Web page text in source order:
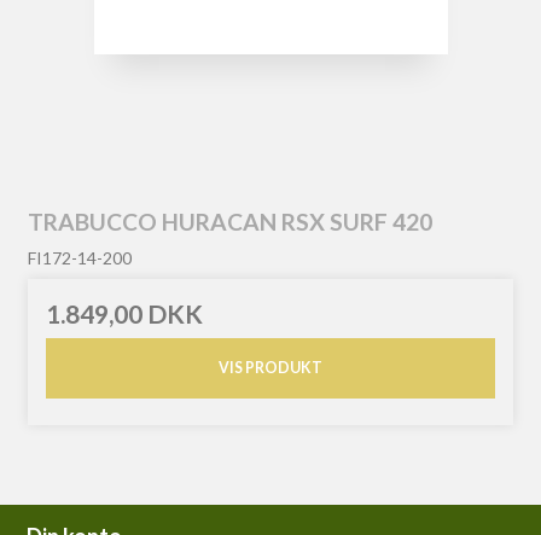
TRABUCCO HURACAN RSX SURF 420
FI172-14-200
1.849,00 DKK
VIS PRODUKT